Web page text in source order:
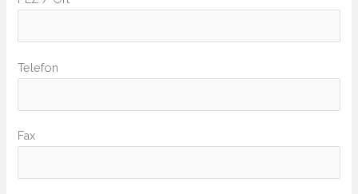
Telefon
Fax